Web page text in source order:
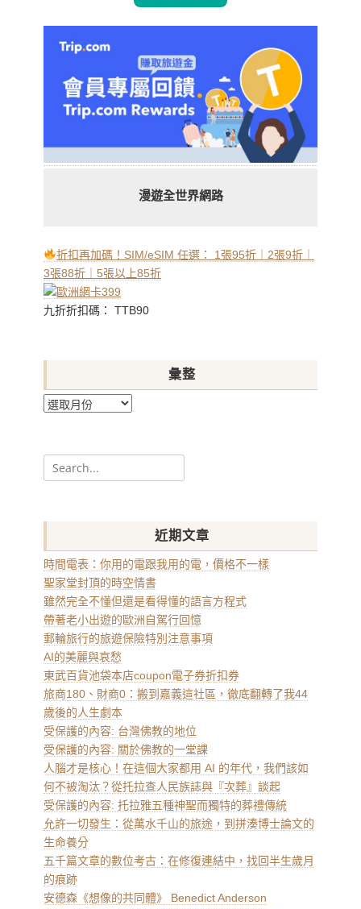
漫遊全世界網路
折扣再加碼！SIM/eSIM 任選： 1張95折｜2張9折｜
3張88折｜5張以上85折
九折折扣碼： TTB90
彙整
彙
Search
for:
近期文章
時間電表：你用的電跟我用的電，價格不一樣
聖家堂封頂的時空情書
雖然完全不懂但還是看得懂的語言方程式
帶著老小出遊的歐洲自駕行回憶
郵輪旅行的旅遊保險特別注意事項
AI的美麗與哀愁
東武百貨池袋本店coupon電子券折扣券
旅商180、財商0：搬到嘉義這社區，徹底翻轉了我44
歲後的人生劇本
受保護的內容: 台灣佛教的地位
受保護的內容: 關於佛教的一堂課
人腦才是核心！在這個大家都用 AI 的年代，我們該如
何不被淘汰？從托拉查人民族誌與『次葬』談起
受保護的內容: 托拉雅五種神聖而獨特的葬禮傳統
允許一切發生：從萬水千山的旅途，到拼湊博士論文的
生命養分
五千篇文章的數位考古：在修復連結中，找回半生歲月
的痕跡
安德森《想像的共同體》 Benedict Anderson